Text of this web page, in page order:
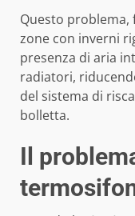
Questo
zone con inverni
presenza di aria
radiatori,
del sistema di
bolletta.
Il